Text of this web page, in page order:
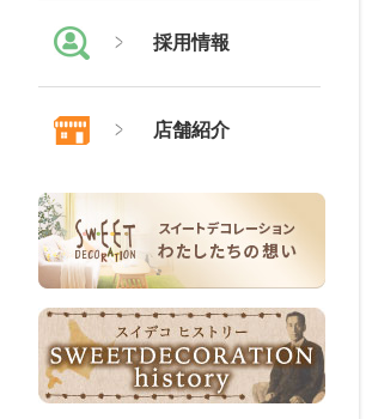
採用情報
店舗紹介